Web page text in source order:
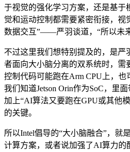
于视觉的强化学习方案，还是基于
觉和运动控制都需要紧密衔接，视
数据交互”——严羽谈道，“所以未
不过这里我们想特别提及的，是严
者面向大小脑分离的双系统时，需
控制代码可能跑在Arm CPU上，
我们知道Jetson Orin作为SoC，里
加上“AI算法又要跑在GPU或其他
的关键。
所以Intel倡导的“大小脑融合”，就
计算方案，或者说加强了AI算力